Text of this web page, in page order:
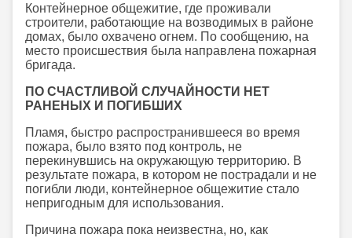
Контейнерное общежитие, где проживали
строители, работающие на возводимых в районе
домах, было охвачено огнем. По сообщению, на
место происшествия была направлена пожарная
бригада.
ПО СЧАСТЛИВОЙ СЛУЧАЙНОСТИ НЕТ
РАНЕНЫХ И ПОГИБШИХ
Пламя, быстро распространившееся во время
пожара, было взято под контроль, не
перекинувшись на окружающую территорию. В
результате пожара, в котором не пострадали и не
погибли люди, контейнерное общежитие стало
непригодным для использования.
Причина пожара пока неизвестна, но, как